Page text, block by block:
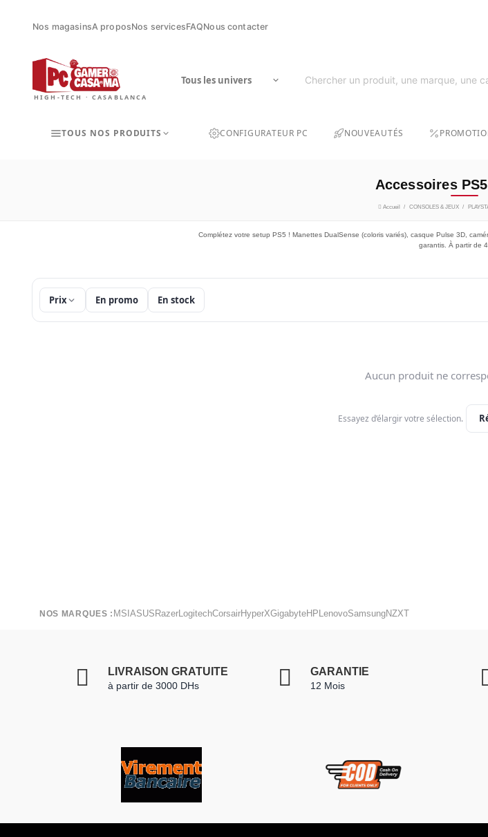
Nos magasinsA proposNos servicesFAQNous contacter
HIGH-TECH · CASABLANCA
TOUS NOS PRODUITS CONFIGURATEUR PC NOUVEAUTÉS
Accessoires
Accueil CONSOLES & JEUX
Complétez votre setup PS5 ! Manettes DualSense (coloris variés), casque Pulse 3D,
garantis. À partir de
Prix En promo En stock
Aucun produit ne
Essayez d’élargir votre sélection.
NOS MARQUES : MSI ASUS RazerLogitechCorsairHyperXGigabyteHP LenovoSamsungNZXT
LIVRAISON GRATUITE
à partir de 3000 DHs
GARANTIE
12 Mois